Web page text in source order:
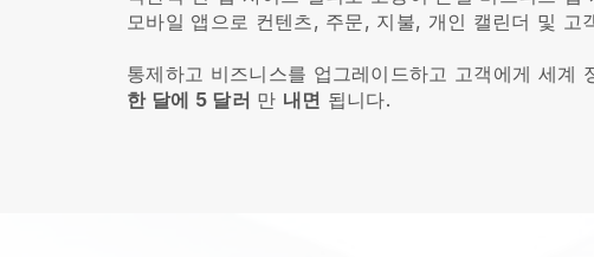
모바일 앱으로 컨텐츠, 주문, 지불, 개인 캘린더 및 고
통제하고 비즈니스를 업그레이드하고 고객에게 세계
한 달에 5 달러 만 내면 됩니다.